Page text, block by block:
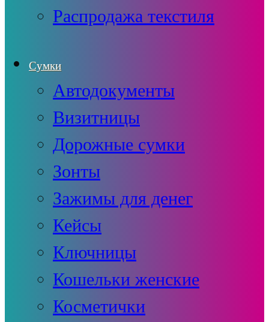
Распродажа текстиля
Сумки
Автодокументы
Визитницы
Дорожные сумки
Зонты
Зажимы для денег
Кейсы
Ключницы
Кошельки женские
Косметички